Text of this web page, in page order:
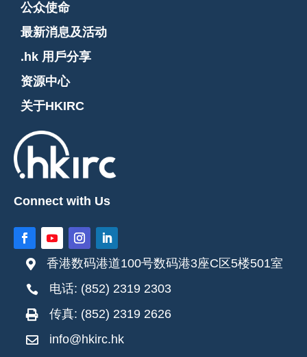
公众使命
最新消息及活动
.hk 用戶分享
资源中心
关于HKIRC
Connect with Us
 香港数码港道100号数码港3座C区5楼501室
 电话: (852) 2319 2303
 传真: (852) 2319 2626
 info@hkirc.hk